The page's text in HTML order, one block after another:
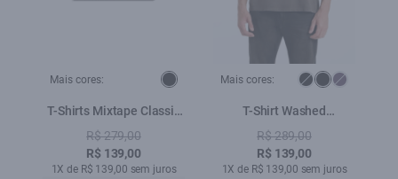
Mais cores:
T-Shirts Mixtape Classic
Preto
R$ 279,00
R$ 139,00
1X de R$ 139,00 sem juros
Mais cores:
T-Shirt Washed
Overcoming Castor
R$ 289,00
R$ 139,00
1X de R$ 139,00 sem juros